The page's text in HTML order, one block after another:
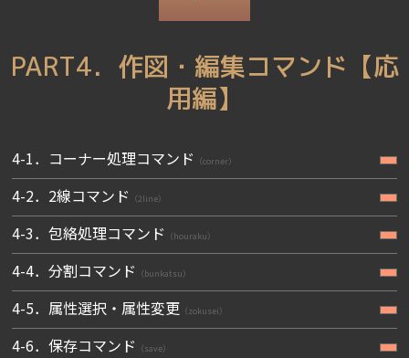
PART4．作図・編集コマンド【応
用編】
4-1．コーナー処理コマンド （corner）
4-2．2線コマンド （2line）
4-3．包絡処理コマンド （houraku）
4-4．分割コマンド （bunkatsu）
4-5．属性選択・属性変更 （zokusei）
4-6．保存コマンド （save）